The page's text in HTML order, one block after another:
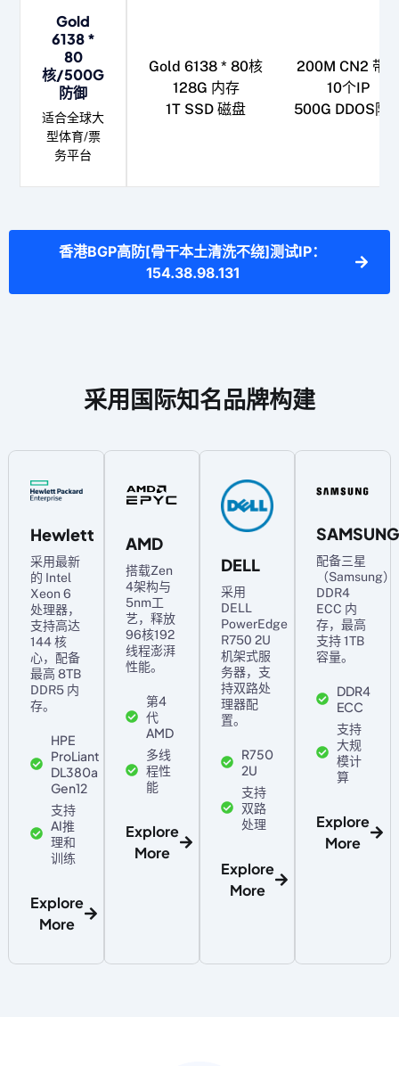
Gold
6138 *
80
核/500G
防御
适合全球大
型体育/票
务平台
Gold 6138 * 80核
128G 内存
1T SSD 磁盘
200M CN2 带
10个IP
500G DDOS防
香港BGP高防[骨干本土清洗不绕]测试IP：
154.38.98.131
采用国际知名品牌构建
Hewlett
采用最新
的 Intel
Xeon 6
处理器，
支持高达
144 核
心，配备
最高 8TB
DDR5 内
存。
HPE
ProLiant
DL380a
Gen12
支持
AI推
理和
训练
Explore
More
AMD
搭载Zen
4架构与
5nm工
艺，释放
96核192
线程澎湃
性能。
第4
代
AMD
多线
程性
能
Explore
More
DELL
采用
DELL
PowerEdge
R750 2U
机架式服
务器，支
持双路处
理器配
置。
R750
2U
支持
双路
处理
Explore
More
SAMSUNG
配备三星
（Samsung）
DDR4
ECC 内
存，最高
支持 1TB
容量。
DDR4
ECC
支持
大规
模计
算
Explore
More